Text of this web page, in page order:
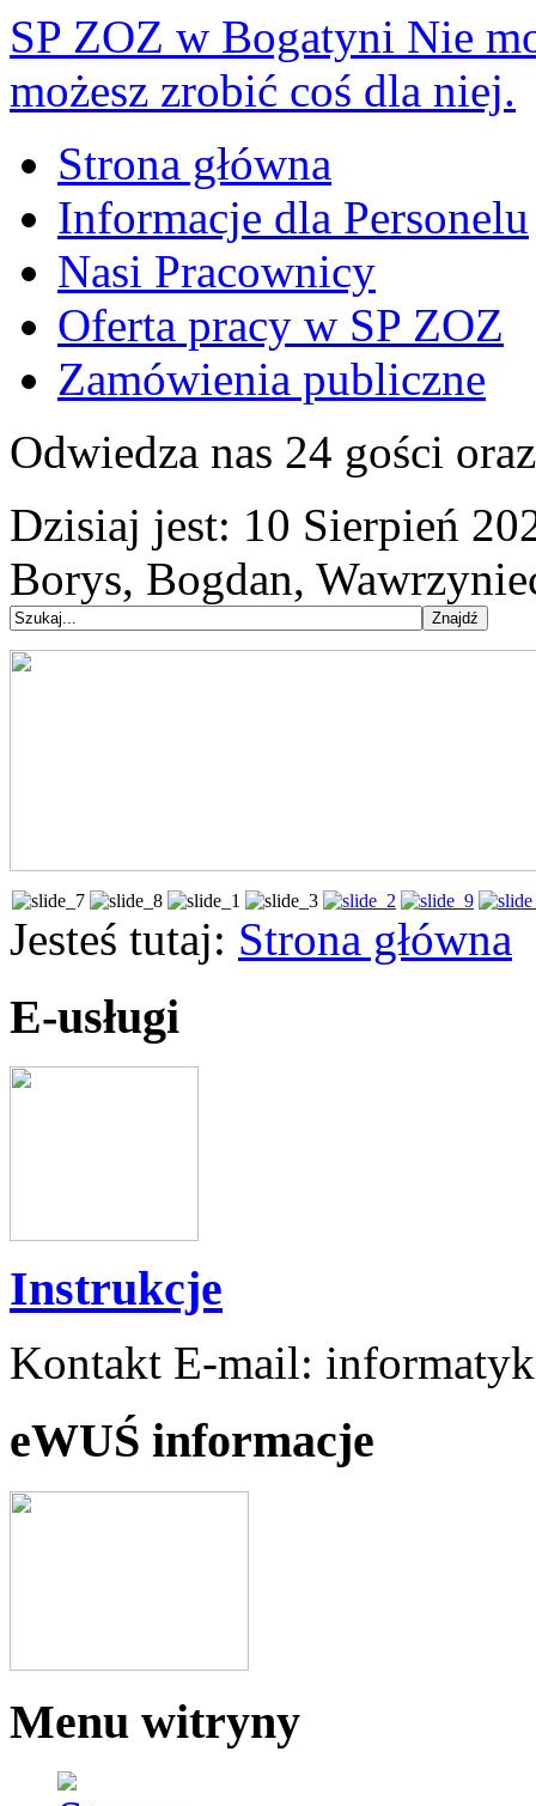
SP ZOZ w Bogatyni Nie
możesz zrobić coś dla niej.
Strona główna
Informacje dla Personelu
Nasi Pracownicy
Oferta pracy w SP ZOZ
Zamówienia publiczne
Odwiedza nas 24 gości
Dzisiaj jest: 10 Sierpień
Borys, Bogdan,
Jesteś tutaj: Strona główna
E-usługi
Instrukcje
Kontakt E-mail:
eWUŚ informacje
Menu witryny